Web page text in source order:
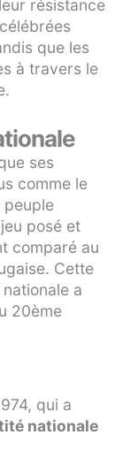
résistance
que les
à travers le
ses
comme le
posé et
comparé au
Cette
a
20ème
qui a
nationale